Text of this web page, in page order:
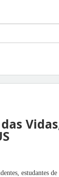
estudantes